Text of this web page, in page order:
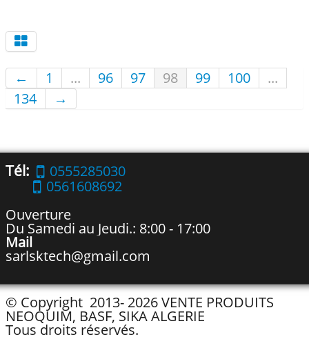
← 1 ... 96 97 98 99 100
...
134
→
Tél:
0555285030
0561608692
Ouverture
Du Samedi au Jeudi.: 8:00 - 17:00
Mail
sarlsktech@gmail.com
© Copyright 2013- 2026 VENTE PRODUITS
NEOQUIM, BASF, SIKA ALGERIE
Tous droits réservés.